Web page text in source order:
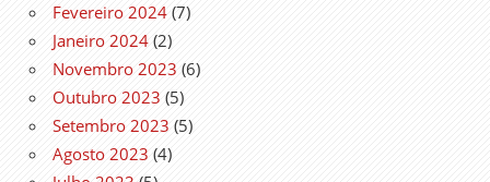
Fevereiro 2024 (7)
Janeiro 2024 (2)
Novembro 2023 (6)
Outubro 2023 (5)
Setembro 2023 (5)
Agosto 2023 (4)